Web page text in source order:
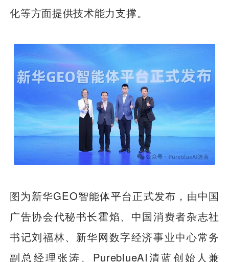
化等方面提供技术能力支撑。
图为新华GEO智能体平台正式发布，由中国
广告协会代秘书长霍焰、中国消费者杂志社
书记刘福林、新华网数字经济事业中心常务
副总经理张涛、PureblueAI清蓝创始人兼